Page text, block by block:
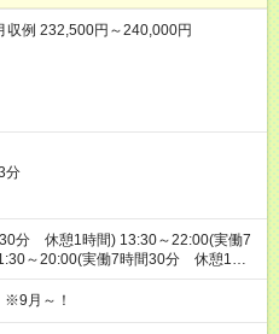
例 232,500円～240,000円
分
分 休憩1時間) 13:30～22:00(実働7
～20:00(実働7時間30分 休憩1時
16:30、土日祝は11:30～20:00とな
月～！